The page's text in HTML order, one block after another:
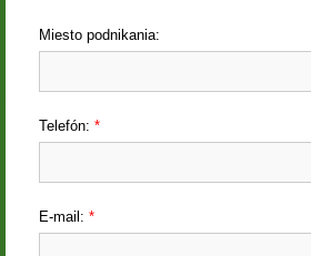
Miesto podnikania:
Telefón: *
E-mail: *